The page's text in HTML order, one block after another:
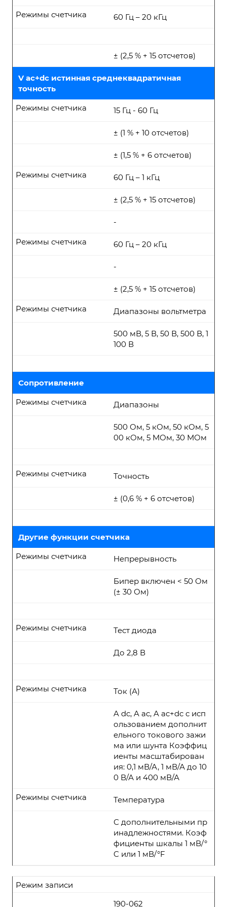
60 Гц – 20 кГц
Режимы счетчика
± (2,5 % + 15 отсчетов)
V ac+dc истинная среднеквадратичная
точность
15 Гц - 60 Гц
Режимы счетчика
± (1 % + 10 отсчетов)
± (1,5 % + 6 отсчетов)
60 Гц – 1 кГц
Режимы счетчика
± (2,5 % + 15 отсчетов)
-
60 Гц – 20 кГц
Режимы счетчика
-
± (2,5 % + 15 отсчетов)
Диапазоны вольтметра
Режимы счетчика
500 мВ, 5 В, 50 В, 500 В, 1
100 В
Сопротивление
Диапазоны
Режимы счетчика
500 Ом, 5 кОм, 50 кОм, 5
00 кОм, 5 МОм, 30 МОм
Точность
Режимы счетчика
± (0,6 % + 6 отсчетов)
Другие функции счетчика
Непрерывность
Режимы счетчика
Бипер включен < 50 Ом
(± 30 Ом)
Тест диода
Режимы счетчика
До 2,8 В
Ток (А)
Режимы счетчика
A dc, A ac, A ac+dc с исп
ользованием дополнит
ельного токового зажи
ма или шунта Коэффиц
иенты масштабирован
ия: 0,1 мВ/А, 1 мВ/А до 10
0 В/А и 400 мВ/А
Температура
Режимы счетчика
С дополнительными пр
инадлежностями. Коэф
фициенты шкалы 1 мВ/°
C или 1 мВ/°F
Режим записи
190-062